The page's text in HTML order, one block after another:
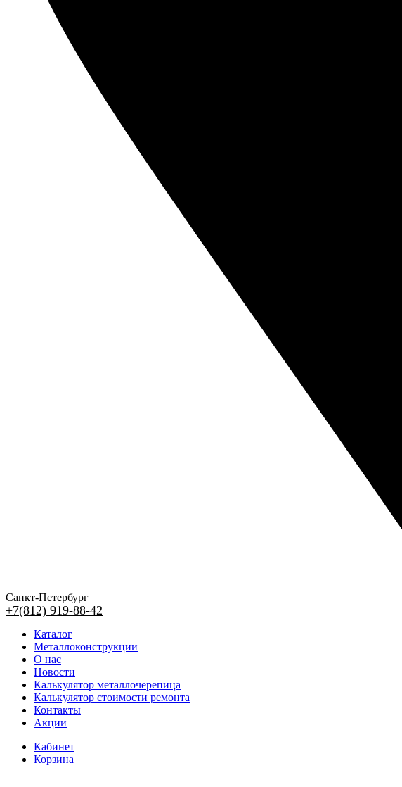
Санкт-Петербург
+7(812) 919-88-42
Каталог
Металлоконструкции
О нас
Новости
Калькулятор металлочерепица
Калькулятор стоимости ремонта
Контакты
Акции
Кабинет
Корзина